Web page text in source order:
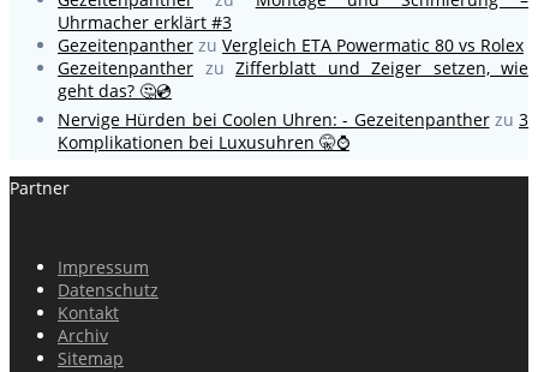
Uhrmacher erklärt #3
Gezeitenpanther zu Vergleich ETA Powermatic 80 vs Rolex
Gezeitenpanther zu Zifferblatt und Zeiger setzen, wie
geht das? 🤔💿
Nervige Hürden bei Coolen Uhren: - Gezeitenpantherzu 3
Komplikationen bei Luxusuhren 🤫⌚
Partner
Impressum
Datenschutz
Kontakt
Archiv
Sitemap